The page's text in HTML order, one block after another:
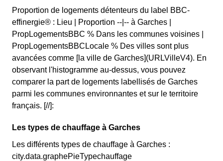
Proportion de logements détenteurs du label BBC-
effinergie® : Lieu | Proportion --|-- à Garches |
PropLogementsBBC % Dans les communes voisines |
PropLogementsBBCLocale % Des villes sont plus
avancées comme [la ville de Garches](URLVilleV4). En
observant l'histogramme au-dessus, vous pouvez
comparer la part de logements labellisés de Garches
parmi les communes environnantes et sur le territoire
français. [//]:
Les types de chauffage à Garches
Les différents types de chauffage à Garches :
city.data.graphePieTypechauffage